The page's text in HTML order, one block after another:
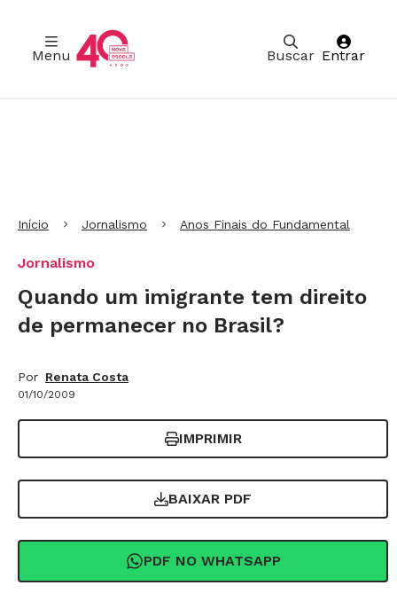
Buscar
Menu Entrar
Início Jornalismo Anos Finais do Fundamental
Jornalismo
Quando um imigrante tem direito
de permanecer no Brasil?
Por Renata Costa
01/10/2009
IMPRIMIR
BAIXAR PDF
PDF NO WHATSAPP